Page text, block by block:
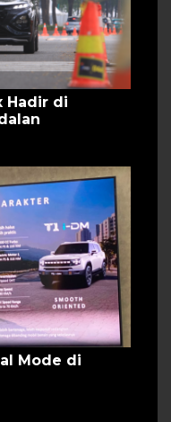
Hadir di
Mode di